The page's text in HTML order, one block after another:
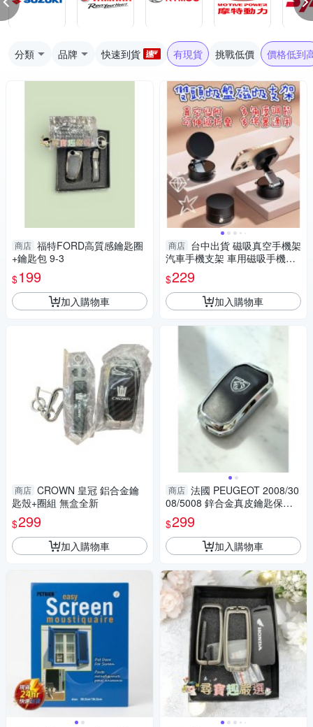
分類 品牌 快速到貨 有現貨 挑戰低價 價格低到
商店 福特FORD高質感鑰匙圈
+鑰匙包 9-3
$199
加入購物車
商店 CROWN 皇冠 鋁合金鑰
匙殼+圈組 無盒全新
$299
加入購物車
商店 台中出貨 磁吸真空手機架
汽車手機支架 車用磁吸手機架
車用磁吸支架 吸盤手機支架
$229
加入購物車
商店 法國 PEUGEOT 2008/30
08/5008 鋅合金真皮鑰匙保護
殼
$299
加入購物車